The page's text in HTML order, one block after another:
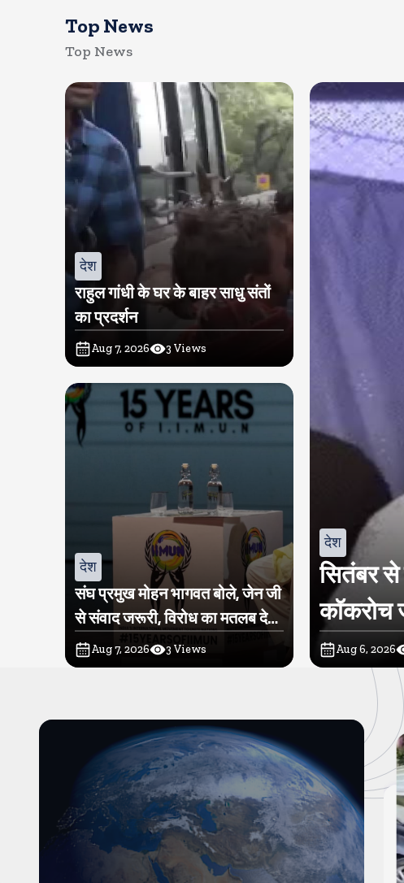
Top News
Top News
देश
राहुल गांधी के घर के बाहर साधु संतों
का प्रदर्शन
Aug 7, 2026 3 Views
देश
संघ प्रमुख मोहन भागवत बोले, जेन जी
से संवाद जरूरी, विरोध का मतलब देश
विरोधी नहीं
Aug 7, 2026 3 Views
देश
सितंबर से
कॉकरोच
Aug 6, 2026